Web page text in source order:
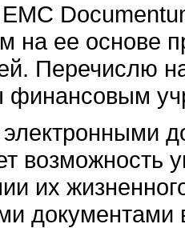
на ее основе
Перечислю
финансовым
возможность
их
документами